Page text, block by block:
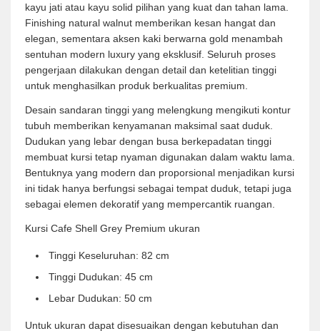
kayu jati atau kayu solid pilihan yang kuat dan tahan lama.
Finishing natural walnut memberikan kesan hangat dan
elegan, sementara aksen kaki berwarna gold menambah
sentuhan modern luxury yang eksklusif. Seluruh proses
pengerjaan dilakukan dengan detail dan ketelitian tinggi
untuk menghasilkan produk berkualitas premium.
Desain sandaran tinggi yang melengkung mengikuti kontur
tubuh memberikan kenyamanan maksimal saat duduk.
Dudukan yang lebar dengan busa berkepadatan tinggi
membuat kursi tetap nyaman digunakan dalam waktu lama.
Bentuknya yang modern dan proporsional menjadikan kursi
ini tidak hanya berfungsi sebagai tempat duduk, tetapi juga
sebagai elemen dekoratif yang mempercantik ruangan.
Kursi Cafe Shell Grey Premium ukuran
Tinggi Keseluruhan: 82 cm
Tinggi Dudukan: 45 cm
Lebar Dudukan: 50 cm
Untuk ukuran dapat disesuaikan dengan kebutuhan dan